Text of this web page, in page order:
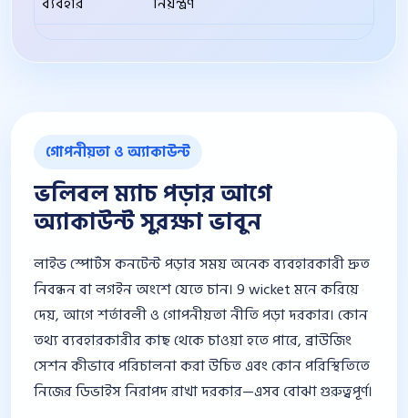
গোপনীয়তা ও অ্যাকাউন্ট
ভলিবল ম্যাচ পড়ার আগে
অ্যাকাউন্ট সুরক্ষা ভাবুন
লাইভ স্পোর্টস কনটেন্ট পড়ার সময় অনেক ব্যবহারকারী দ্রুত
নিবন্ধন বা লগইন অংশে যেতে চান। 9 wicket মনে করিয়ে
দেয়, আগে শর্তাবলী ও গোপনীয়তা নীতি পড়া দরকার। কোন
তথ্য ব্যবহারকারীর কাছ থেকে চাওয়া হতে পারে, ব্রাউজিং
সেশন কীভাবে পরিচালনা করা উচিত এবং কোন পরিস্থিতিতে
নিজের ডিভাইস নিরাপদ রাখা দরকার—এসব বোঝা গুরুত্বপূর্ণ।